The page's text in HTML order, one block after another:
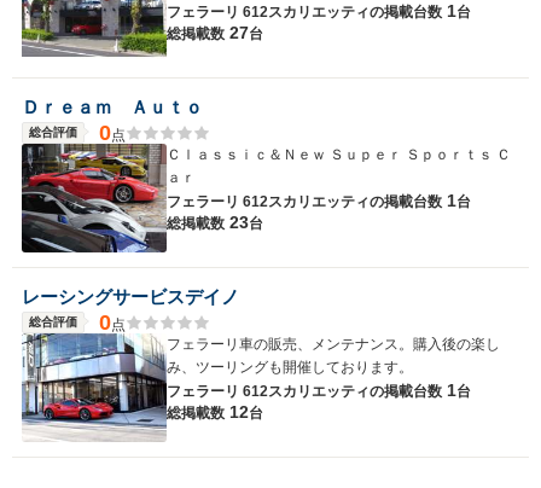
フェラーリ 612スカリエッティの掲載台数 1台
総掲載数 27台
Ｄｒｅａｍ Ａｕｔｏ
総合評価 0点
Ｃｌａｓｓｉｃ＆Ｎｅｗ Ｓｕｐｅｒ Ｓｐｏｒｔｓ Ｃ
ａｒ
フェラーリ 612スカリエッティの掲載台数 1台
総掲載数 23台
レーシングサービスデイノ
総合評価 0点
フェラーリ車の販売、メンテナンス。購入後の楽し
み、ツーリングも開催しております。
フェラーリ 612スカリエッティの掲載台数 1台
総掲載数 12台